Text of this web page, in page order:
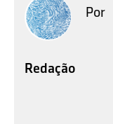
Por
Redação